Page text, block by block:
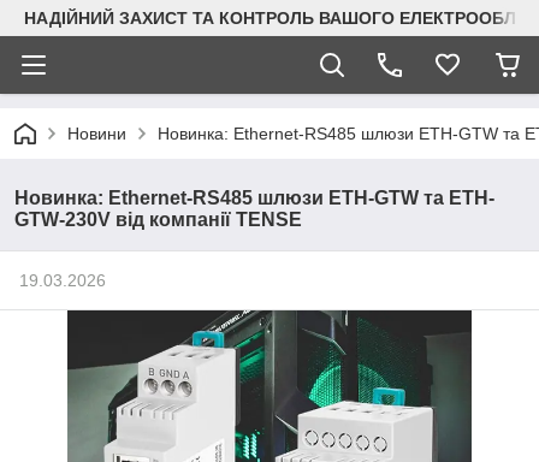
НАДІЙНИЙ ЗАХИСТ ТА КОНТРОЛЬ ВАШОГО
Новини Новинка: Ethernet-RS485 шлюзи ETH-GTW та
Новинка: Ethernet-RS485 шлюзи ETH-GTW та ETH-
GTW-230V від компанії TENSE
19.03.2026